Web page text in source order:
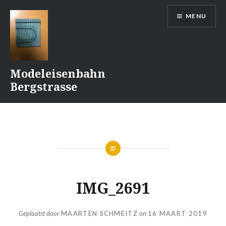
inhoud
springen
Modeleisenbahn
Bergstrasse
MENU
IMG_2691
Geplaatst doorMAARTEN SCHMEITZ on 16 MAART 2019